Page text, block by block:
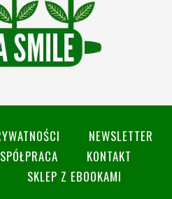
NEWSLETTER
KONTAKT
SKLEP Z EBOOKAMI